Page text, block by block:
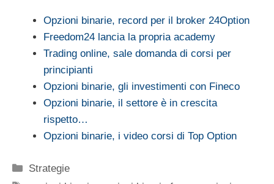
Opzioni binarie, record per il broker 24Option
Freedom24 lancia la propria academy
Trading online, sale domanda di corsi per
principianti
Opzioni binarie, gli investimenti con Fineco
Opzioni binarie, il settore è in crescita
rispetto…
Opzioni binarie, i video corsi di Top Option
Categorie
Strategie